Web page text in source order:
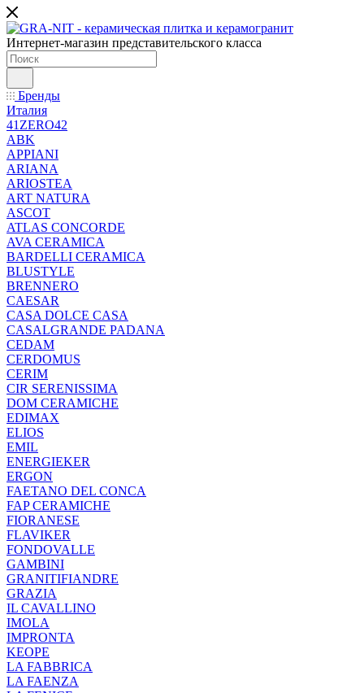
Интернет-магазин представительского класса
Бренды
Италия
41ZERO42
ABK
APPIANI
ARIANA
ARIOSTEA
ART NATURA
ASCOT
ATLAS CONCORDE
AVA CERAMICA
BARDELLI CERAMICA
BLUSTYLE
BRENNERO
CAESAR
CASA DOLCE CASA
CASALGRANDE PADANA
CEDAM
CERDOMUS
CERIM
CIR SERENISSIMA
DOM CERAMICHE
EDIMAX
ELIOS
EMIL
ENERGIEKER
ERGON
FAETANO DEL CONCA
FAP CERAMICHE
FIORANESE
FLAVIKER
FONDOVALLE
GAMBINI
GRANITIFIANDRE
GRAZIA
IL CAVALLINO
IMOLA
IMPRONTA
KEOPE
LA FABBRICA
LA FAENZA